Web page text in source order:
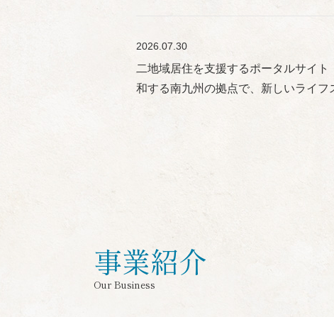
2026.07.30
二地域居住を支援するポータルサイ
和する南九州の拠点で、新しいライフ
事業紹介
Our Business